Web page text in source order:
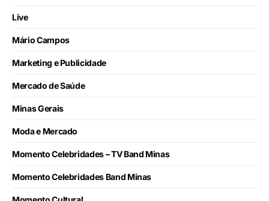
Live
Mário Campos
Marketing e Publicidade
Mercado de Saúde
Minas Gerais
Moda e Mercado
Momento Celebridades – TV Band Minas
Momento Celebridades Band Minas